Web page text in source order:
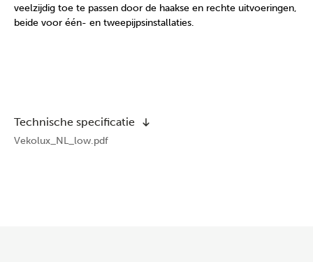
veelzijdig toe te passen door de haakse en rechte uitvoeringen,
beide voor één- en tweepijpsinstallaties.
Technische specificatie
Vekolux_NL_low.pdf